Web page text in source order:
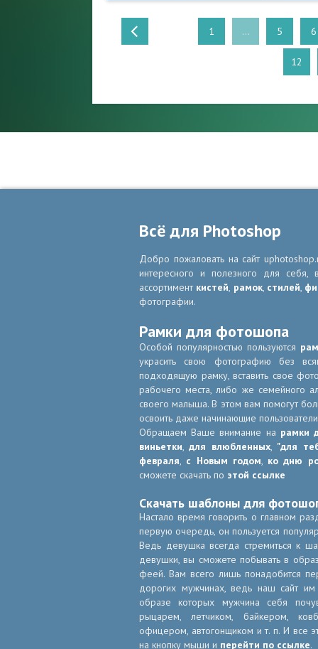
1 ... 5 6
12
Всё для Photoshop
Добро пожаловать на сайт
интересного и полезного для
ассортимент кистей, рамок, стилей,
фотографии.
Рамки для фотошопа
Особой популярностью пользуются
украсить свою фотографию без
подходящую рамку, вставить свое
рабочего места, либо же семейного
своего малыша. В этом вам помогут
освоить даже начинающие
Обращаем Ваше внимание на рамки
виньетки,для влюбленных, "для
февраля, с Новым годом, ко дню
сможете скачать по этой ссылке
Скачать шаблоны для
Настало время говорить о главном
первую очередь, он пользуется
Ведь девушка всегда стремиться к
девушки, вы сможете побывать в
феей. Вам всего лишь понадобится
дорогих мужчинах, ведь наш сайт
образе которых мужчина себя
рыцарем, летчиком, байкером,
офицером, автогонщиком и т. п. И все
на кнопку мыши и перейти по ссылке.